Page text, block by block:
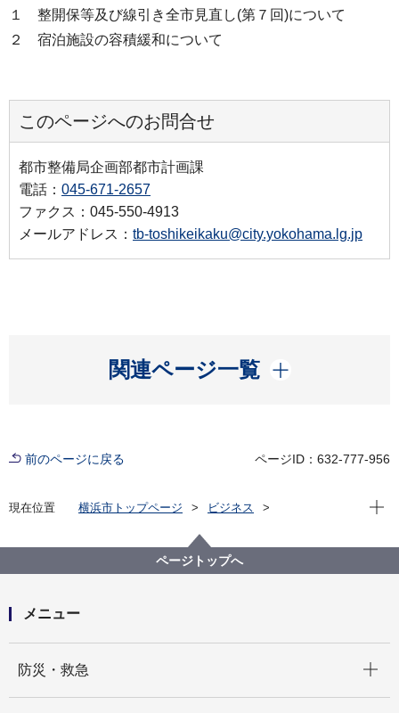
１ 整開保等及び線引き全市見直し(第７回)について
２ 宿泊施設の容積緩和について
このページへのお問合せ
都市整備局企画部都市計画課
電話： 045-671-2657
ファクス：045-550-4913
メールアドレス： tb-toshikeikaku@city.yokohama.lg.jp
関連ページ一覧
開く
前のページに戻る ページID：632-777-956
現在位置 横浜市トップページ
ビジネス
案件表
第143回横浜市都市計画審議会案件表
現在
ページトップへ
メニュー
防災・救急